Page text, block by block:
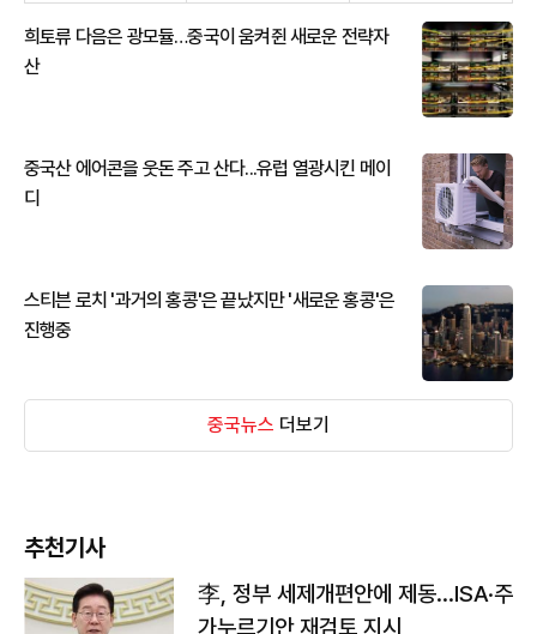
희토류 다음은 광모듈…중국이 움켜쥔 새로운 전략자
산
중국산 에어콘을 웃돈 주고 산다...유럽 열광시킨 메이
디
스티븐 로치 '과거의 홍콩'은 끝났지만 '새로운 홍콩'은
진행중
중국뉴스 더보기
추천기사
李, 정부 세제개편안에 제동…ISA·주
가누르기안 재검토 지시